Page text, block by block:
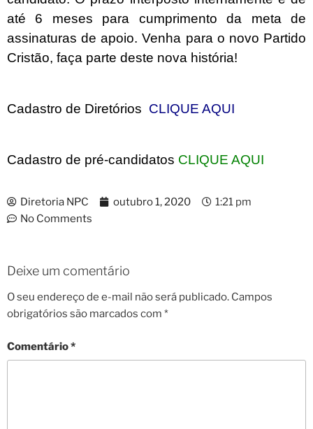
até 6 meses para cumprimento da meta de
assinaturas de apoio. Venha para o novo Partido
Cristão, faça parte deste nova história!
Cadastro de Diretórios CLIQUE AQUI
Cadastro de pré-candidatos CLIQUE AQUI
Diretoria NPC outubro 1, 2020
1:21 pm
No Comments
Deixe um comentário
O seu endereço de e-mail não será publicado. Campos
obrigatórios são marcados com *
Comentário*